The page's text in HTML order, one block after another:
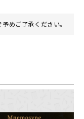
めご了承ください。